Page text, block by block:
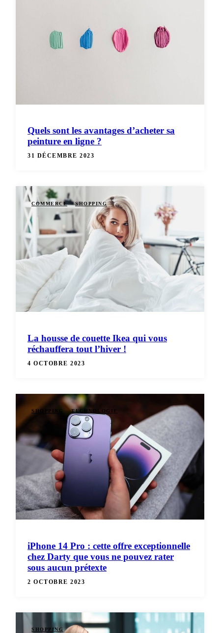
Quels sont les avantages d’acheter sa
peinture en ligne ?
31 DÉCEMBRE 2023
COMMERCE SHOPPING
La housse de couette Ikea qui vous
réchauffera tout l’hiver !
4 OCTOBRE 2023
SHOPPING TECHNOLOGIE
iPhone 14 Pro : cette offre exceptionnelle
chez Darty que vous ne pouvez rater
sous aucun prétexte
2 OCTOBRE 2023
SHOPPING